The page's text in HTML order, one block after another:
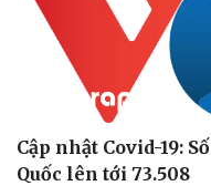
Cập nhật Covid-19:
Quốc lên tới 73.508